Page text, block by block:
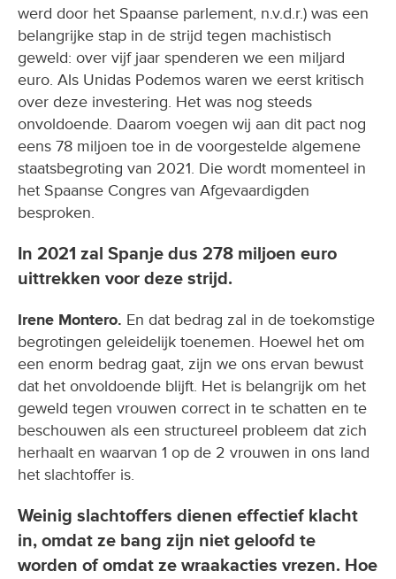
werd door het Spaanse parlement, n.v.d.r.) was een
belangrijke stap in de strijd tegen machistisch
geweld: over vijf jaar spenderen we een miljard
euro. Als Unidas Podemos waren we eerst kritisch
over deze investering. Het was nog steeds
onvoldoende. Daarom voegen wij aan dit pact nog
eens 78 miljoen toe in de voorgestelde algemene
staatsbegroting van 2021. Die wordt momenteel in
het Spaanse Congres van Afgevaardigden
besproken.
In 2021 zal Spanje dus 278 miljoen euro
uittrekken voor deze strijd.
Irene Montero. En dat bedrag zal in de toekomstige
begrotingen geleidelijk toenemen. Hoewel het om
een enorm bedrag gaat, zijn we ons ervan bewust
dat het onvoldoende blijft. Het is belangrijk om het
geweld tegen vrouwen correct in te schatten en te
beschouwen als een structureel probleem dat zich
herhaalt en waarvan 1 op de 2 vrouwen in ons land
het slachtoffer is.
Weinig slachtoffers dienen effectief klacht
in, omdat ze bang zijn niet geloofd te
worden of omdat ze wraakacties vrezen. Hoe